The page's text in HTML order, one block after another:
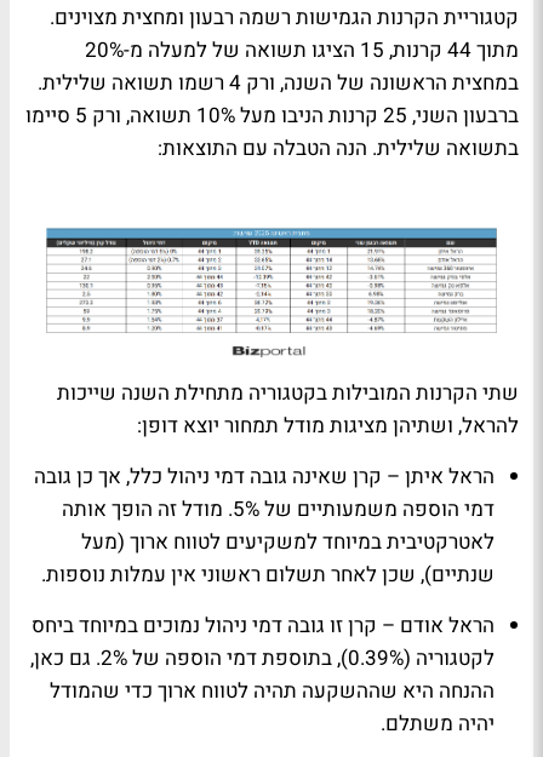
קטגוריית הקרנות הגמישות רשמה רבעון ומחצית מצוינים.
מתוך 44 קרנות, 15 הציגו תשואה של למעלה מ-20%
במחצית הראשונה של השנה, ורק 4 רשמו תשואה שלילית.
ברבעון השני, 25 קרנות הניבו מעל 10% תשואה, ורק 5 סיימו
בתשואה שלילית. הנה הטבלה עם התוצאות:
שתי הקרנות המובילות בקטגוריה מתחילת השנה שייכות
להראל, ושתיהן מציגות מודל תמחור יוצא דופן:
הראל איתן – קרן שאינה גובה דמי ניהול כלל, אך כן גובה
דמי הוספה משמעותיים של 5%. מודל זה הופך אותה
לאטרקטיבית במיוחד למשקיעים לטווח ארוך (מעל
שנתיים), שכן לאחר תשלום ראשוני אין עמלות נוספות.
הראל אודם – קרן זו גובה דמי ניהול נמוכים במיוחד ביחס
לקטגוריה (0.39%), בתוספת דמי הוספה של 2%. גם כאן,
ההנחה היא שההשקעה תהיה לטווח ארוך כדי שהמודל
יהיה משתלם.